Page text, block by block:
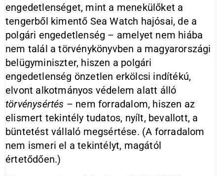
engedetlenséget, mint a menekülőket a
tengerből kimentő Sea Watch hajósai, de a
polgári engedetlenség – amelyet nem hiába
nem talál a törvénykönyvben a magyarországi
belügyminiszter, hiszen a polgári
engedetlenség önzetlen erkölcsi indítékú,
elvont alkotmányos védelem alatt álló
törvénysértés – nem forradalom, hiszen az
elismert tekintély tudatos, nyílt, bevallott, a
büntetést vállaló megsértése. (A forradalom
nem ismeri el a tekintélyt, magától
értetődően.)